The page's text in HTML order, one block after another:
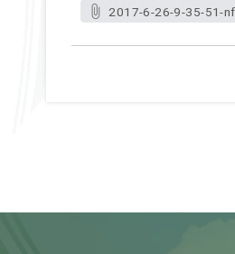
2017-6-26-9-35-51-